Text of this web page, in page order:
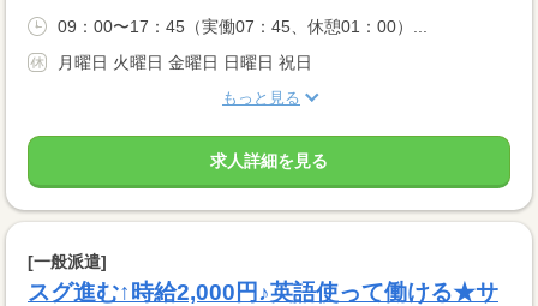
09：00〜17：45（実働07：45、休憩01：00）...
月曜日 火曜日 金曜日 日曜日 祝日
もっと見る
求人詳細を見る
[一般派遣]
スグ進む↑時給2,000円♪英語使って働ける★サ